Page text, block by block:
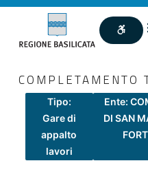
COMPLETAMENTO
Tipo:
Gare di
appalto
lavori
Ente:
DI SAN